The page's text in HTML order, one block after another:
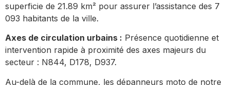
superficie de 21.89 km² pour assurer l’assistance des 7
093 habitants de la ville.
Axes de circulation urbains : Présence quotidienne et
intervention rapide à proximité des axes majeurs du
secteur : N844, D178, D937.
Au-delà de la commune, les dépanneurs moto de notre